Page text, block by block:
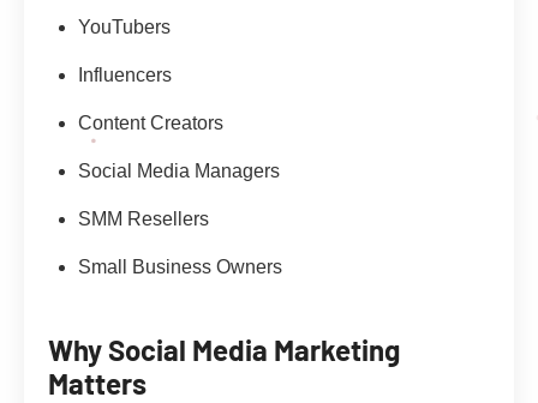
YouTubers
Influencers
Content Creators
Social Media Managers
SMM Resellers
Small Business Owners
Why Social Media Marketing
Matters